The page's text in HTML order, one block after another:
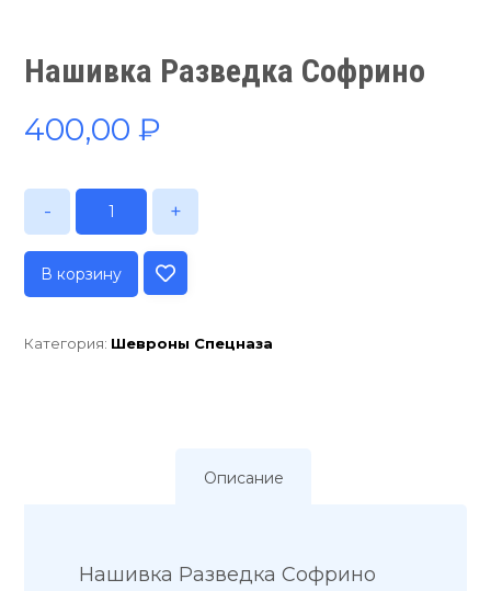
Нашивка Разведка Софрино
400,00₽
- +
В корзину
Категория: Шевроны Спецназа
Описание
Нашивка Разведка Софрино